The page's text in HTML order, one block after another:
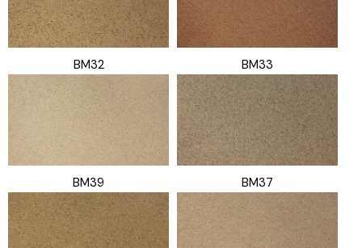
BM32 BM33
BM39 BM37